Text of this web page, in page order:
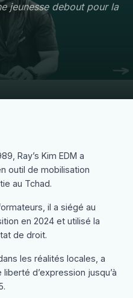
jeunesse debout pour la
Ray’s Kim EDM a
outil de mobilisation
au Tchad.
il a siégé au
en 2024 et utilisé la
de droit.
les réalités locales, a
d’expression jusqu’à